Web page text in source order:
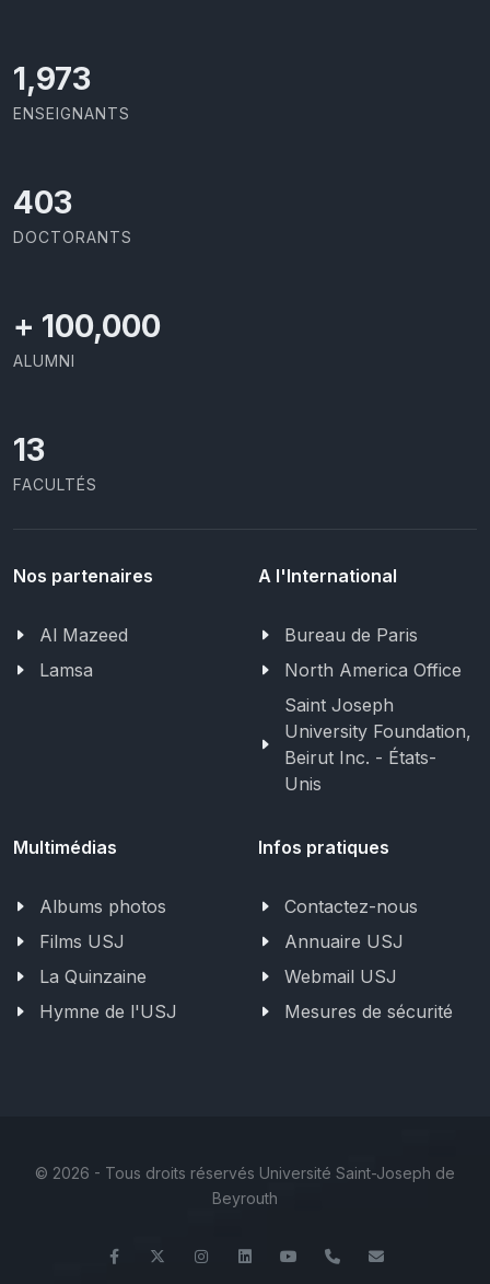
2,086
ENSEIGNANTS
426
DOCTORANTS
+ 100,000
ALUMNI
13
FACULTÉS
Nos partenaires
Al Mazeed
Lamsa
A l'International
Bureau de Paris
North America Office
Saint Joseph
University Foundation,
Beirut Inc. - États-
Unis
Multimédias
Albums photos
Films USJ
La Quinzaine
Hymne de l'USJ
Infos pratiques
Contactez-nous
Annuaire USJ
Webmail USJ
Mesures de sécurité
© 2026 - Tous droits réservés Université Saint-Joseph de
Beyrouth
FacebookTwitter InstagramLinkedInYouTube+961 (1) 421 368